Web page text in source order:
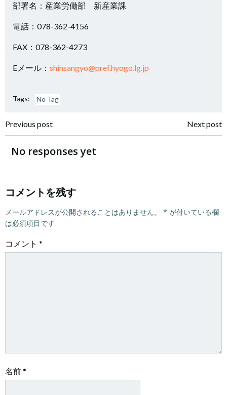
部署名：産業労働部 新産業課
電話：078-362-4156
FAX：078-362-4273
Eメール： shinsangyo@pref.hyogo.lg.jp
Tags: No Tag
投
稿
ナ
ビ
ゲ
ー
Previous post
ナ
ゲ
Next post
No responses yet
コメントを残す
メールアドレスが公開されることはありません。 * が付いている欄
は必須項目です
コメント *
名前*